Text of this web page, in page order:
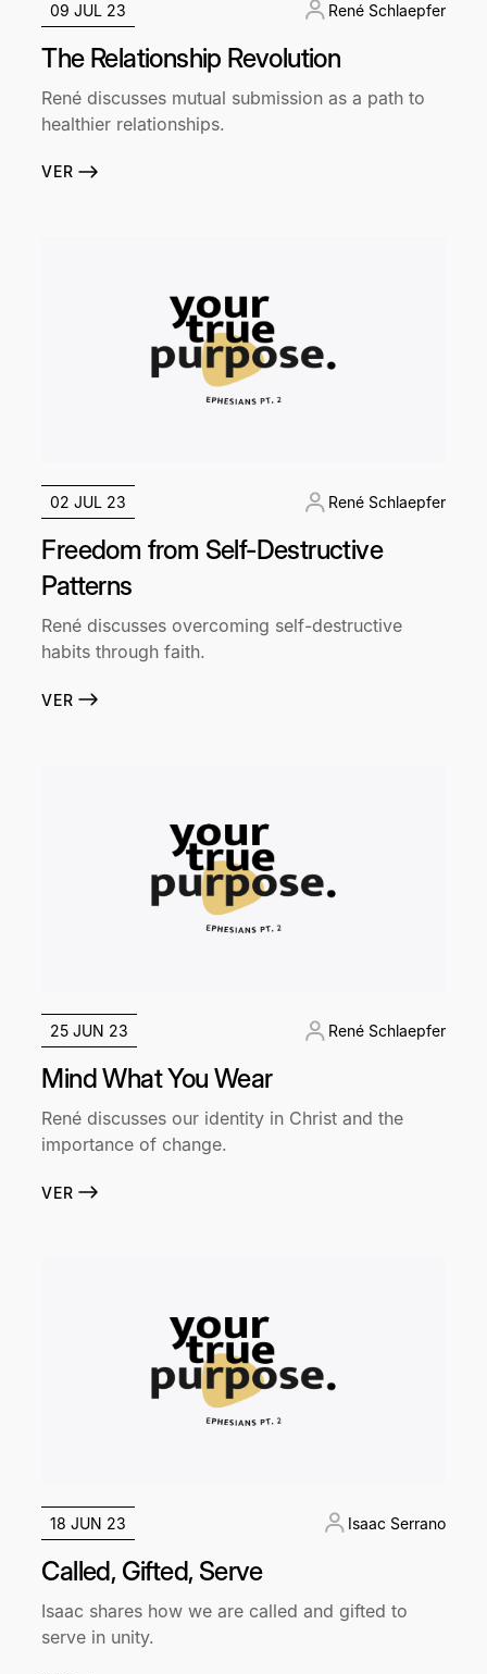
09 JUL 23 René Schlaepfer
The Relationship Revolution
René discusses mutual submission as a path to
healthier relationships.
VER
02 JUL 23 René Schlaepfer
Freedom from Self-Destructive
Patterns
René discusses overcoming self-destructive
habits through faith.
VER
25 JUN 23 René Schlaepfer
Mind What You Wear
René discusses our identity in Christ and the
importance of change.
VER
18 JUN 23 Isaac Serrano
Called, Gifted, Serve
Isaac shares how we are called and gifted to
serve in unity.